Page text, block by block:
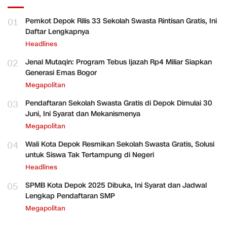
01
Pemkot Depok Rilis 33 Sekolah Swasta Rintisan Gratis, Ini
Daftar Lengkapnya
Headlines
02
Jenal Mutaqin: Program Tebus Ijazah Rp4 Miliar Siapkan
Generasi Emas Bogor
Megapolitan
03
Pendaftaran Sekolah Swasta Gratis di Depok Dimulai 30
Juni, Ini Syarat dan Mekanismenya
Megapolitan
04
Wali Kota Depok Resmikan Sekolah Swasta Gratis, Solusi
untuk Siswa Tak Tertampung di Negeri
Headlines
05
SPMB Kota Depok 2025 Dibuka, Ini Syarat dan Jadwal
Lengkap Pendaftaran SMP
Megapolitan